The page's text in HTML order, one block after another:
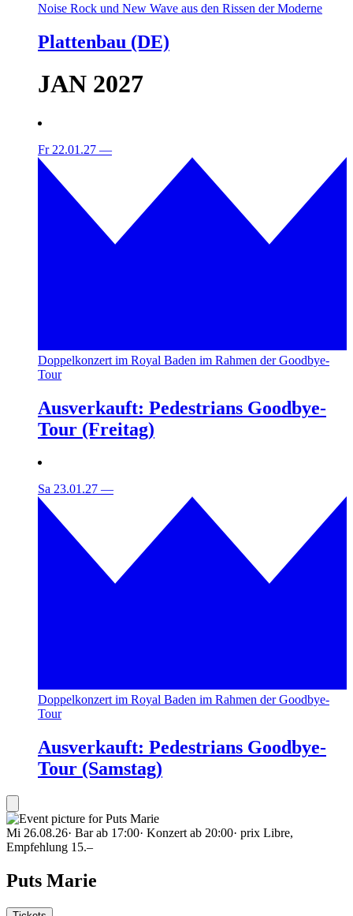
Noise Rock und New Wave aus den Rissen der Moderne
Plattenbau (DE)
JAN 2027
Fr 22.01.27 —
Doppelkonzert im Royal Baden im Rahmen der Goodbye-
Tour
Ausverkauft: Pedestrians Goodbye-
Tour (Freitag)
Sa 23.01.27 —
Doppelkonzert im Royal Baden im Rahmen der Goodbye-
Tour
Ausverkauft: Pedestrians Goodbye-
Tour (Samstag)
Mi 26.08.26· Bar ab 17:00· Konzert ab 20:00· prix Libre,
Empfehlung 15.–
Puts Marie